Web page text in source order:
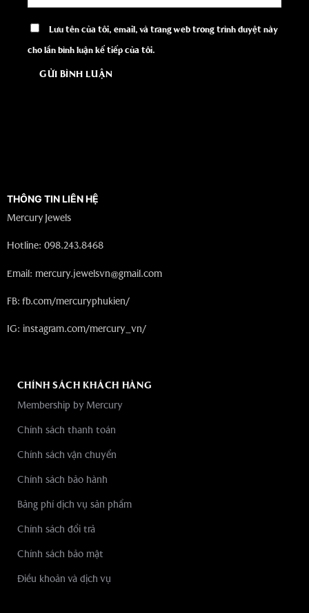
Lưu tên của tôi, email, và trang web trong trình duyệt này
cho lần bình luận kế tiếp của tôi.
THÔNG TIN LIÊN HỆ
Mercury Jewels
Hotline: 098.243.8468
Email: mercury.jewelsvn@gmail.com
FB: fb.com/mercuryphukien/
IG: instagram.com/mercury_vn/
CHÍNH SÁCH KHÁCH HÀNG
Membership by Mercury
Chính sách thanh toán
Chính sách vận chuyển
Chính sách bảo hành
Bảng phí dịch vụ sản phẩm
Chính sách đổi trả
Chính sách bảo mật
Điều khoản và dịch vụ